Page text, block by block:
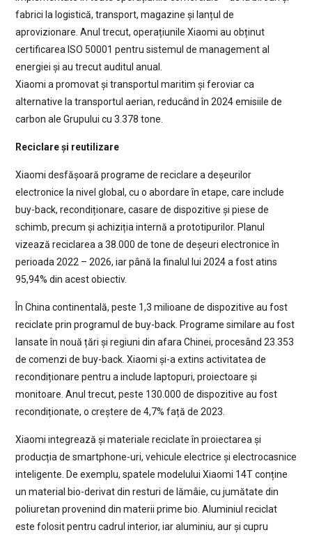
fabrici la logistică, transport, magazine și lanțul de
aprovizionare. Anul trecut, operațiunile Xiaomi au obținut
certificarea ISO 50001 pentru sistemul de management al
energiei și au trecut auditul anual.
Xiaomi a promovat și transportul maritim și feroviar ca
alternative la transportul aerian, reducând în 2024 emisiile de
carbon ale Grupului cu 3.378 tone.
Reciclare și reutilizare
Xiaomi desfășoară programe de reciclare a deșeurilor
electronice la nivel global, cu o abordare în etape, care include
buy-back, recondiționare, casare de dispozitive și piese de
schimb, precum și achiziția internă a prototipurilor. Planul
vizează reciclarea a 38.000 de tone de deșeuri electronice în
perioada 2022 – 2026, iar până la finalul lui 2024 a fost atins
95,94% din acest obiectiv.
În China continentală, peste 1,3 milioane de dispozitive au fost
reciclate prin programul de buy-back. Programe similare au fost
lansate în nouă țări și regiuni din afara Chinei, procesând 23.353
de comenzi de buy-back. Xiaomi și-a extins activitatea de
recondiționare pentru a include laptopuri, proiectoare și
monitoare. Anul trecut, peste 130.000 de dispozitive au fost
recondiționate, o creștere de 4,7% față de 2023.
Xiaomi integrează și materiale reciclate în proiectarea și
producția de smartphone-uri, vehicule electrice și electrocasnice
inteligente. De exemplu, spatele modelului Xiaomi 14T conține
un material bio-derivat din resturi de lămâie, cu jumătate din
poliuretan provenind din materii prime bio. Aluminiul reciclat
este folosit pentru cadrul interior, iar aluminiu, aur și cupru